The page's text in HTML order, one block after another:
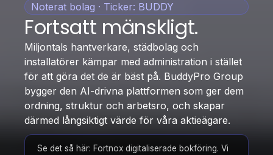
Noterat bolag · Ticker: BUDDY
Fortsatt mänskligt.
Miljontals hantverkare, städbolag och
installatörer kämpar med administration i stället
för att göra det de är bäst på. BuddyPro Group
bygger den AI-drivna plattformen som ger dem
ordning, struktur och arbetsro, och skapar
därmed långsiktigt värde för våra aktieägare.
Se det så här: Fortnox digitaliserade bokföring. Vi